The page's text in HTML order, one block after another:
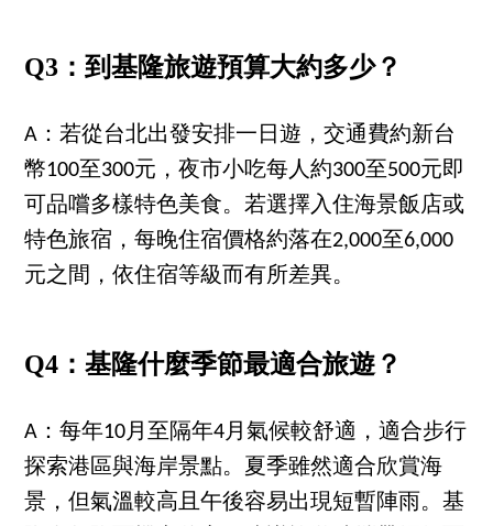
Q3：到基隆旅遊預算大約多少？
A：若從台北出發安排一日遊，交通費約新台
幣100至300元，夜市小吃每人約300至500元即
可品嚐多樣特色美食。若選擇入住海景飯店或
特色旅宿，每晚住宿價格約落在2,000至6,000
元之間，依住宿等級而有所差異。
Q4：基隆什麼季節最適合旅遊？
A：每年10月至隔年4月氣候較舒適，適合步行
探索港區與海岸景點。夏季雖然適合欣賞海
景，但氣溫較高且午後容易出現短暫陣雨。基